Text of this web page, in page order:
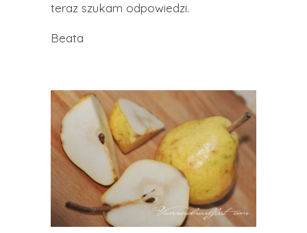
teraz szukam odpowiedzi.
Beata